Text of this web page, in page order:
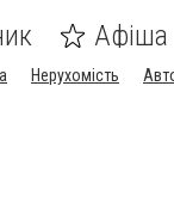
Афіша
Нерухомість